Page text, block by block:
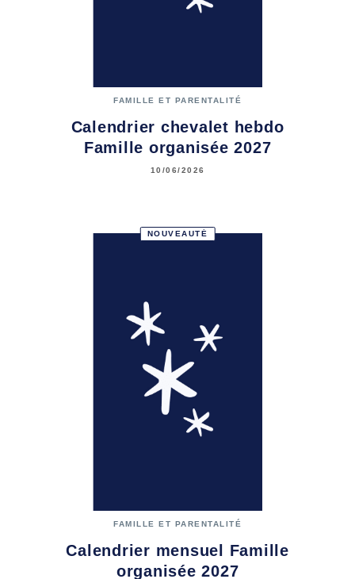
FAMILLE ET PARENTALITÉ
Calendrier chevalet hebdo
Famille organisée 2027
10/06/2026
NOUVEAUTÉ
FAMILLE ET PARENTALITÉ
Calendrier mensuel Famille
organisée 2027